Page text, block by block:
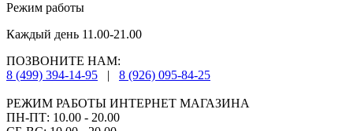
Режим работы
Каждый день 11.00-21.00
ПОЗВОНИТЕ НАМ:
8 (499) 394-14-95
| 8 (926) 095-84-25
РЕЖИМ РАБОТЫ ИНТЕРНЕТ МАГАЗИНА
ПН-ПТ: 10.00 - 20.00